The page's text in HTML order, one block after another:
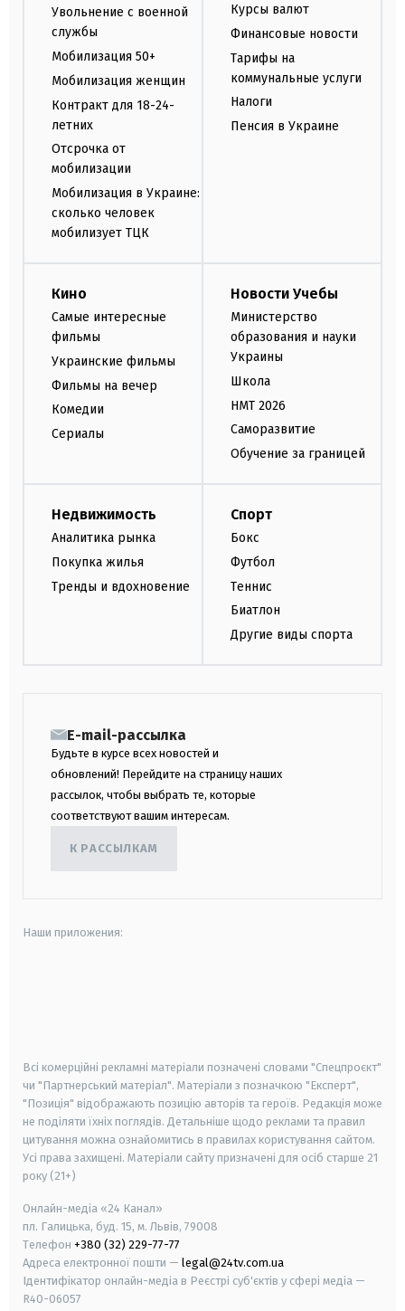
Увольнение с военной
службы
Мобилизация 50+
Мобилизация женщин
Контракт для 18-24-
летних
Отсрочка от
мобилизации
Мобилизация в Украине:
сколько человек
мобилизует ТЦК
Курсы валют
Финансовые новости
Тарифы на
коммунальные услуги
Налоги
Пенсия в Украине
Кино
Самые интересные
фильмы
Украинские фильмы
Фильмы на вечер
Комедии
Сериалы
Новости Учебы
Министерство
образования и науки
Украины
Школа
НМТ 2026
Саморазвитие
Обучение за границей
Недвижимость
Аналитика рынка
Покупка жилья
Тренды и вдохновение
Спорт
Бокс
Футбол
Теннис
Биатлон
Другие виды спорта
E-mail-рассылка
Будьте в курсе всех новостей и
обновлений! Перейдите на страницу наших
рассылок, чтобы выбрать те, которые
соответствуют вашим интересам.
К РАССЫЛКАМ
Наши приложения:
Всі комерційні рекламні матеріали позначені словами "Спецпроєкт"
чи "Партнерський матеріал". Матеріали з позначкою "Експерт",
"Позиція" відображають позицію авторів та героїв. Редакція може
не поділяти їхніх поглядів. Детальніше щодо реклами та правил
цитування можна ознайомитись в правилах користування сайтом.
Усі права захищені. Матеріали сайту призначені для осіб старше 21
року (21+)
Онлайн-медіа «24 Канал»
пл. Галицька, буд. 15, м. Львів, 79008
Телефон +380 (32) 229-77-77
Адреса електронної пошти — legal@24tv.com.ua
Ідентифікатор онлайн-медіа в Реєстрі суб'єктів у сфері медіа —
R40-06057